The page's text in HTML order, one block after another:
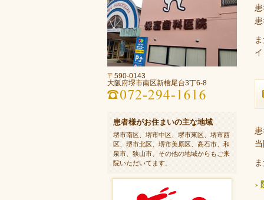
〒590-0143
大阪府堺市南区新檜尾台3丁6-8
患者様がお住まいの主な地域
堺市南区、堺市中区、堺市東区、堺市西
区、堺市北区、堺市美原区、高石市、和
泉市、狭山市、その他の地域からもご来
院いただいてます。